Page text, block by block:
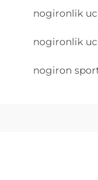
nogironlik
nogironlik
nogiron